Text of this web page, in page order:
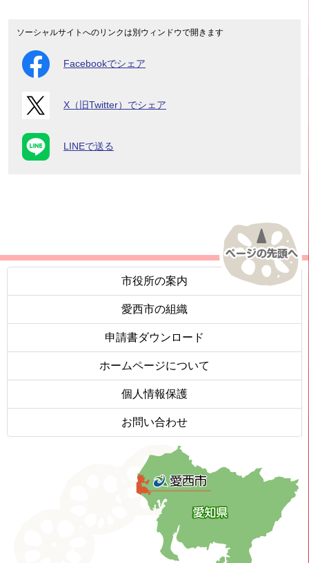
ソーシャルサイトへのリンクは別ウィンドウで開きます
Facebookでシェア
X（旧Twitter）でシェア
LINEで送る
市役所の案内
愛西市の組織
申請書ダウンロード
ホームページについて
個人情報保護
お問い合わせ